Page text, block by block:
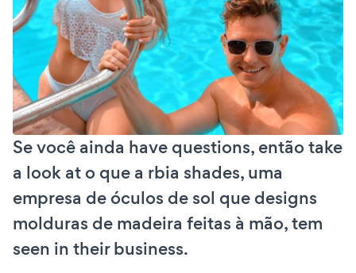
Se você ainda have questions, então take
a look at o que a rbia shades, uma
empresa de óculos de sol que designs
molduras de madeira feitas à mão, tem
seen in their business.